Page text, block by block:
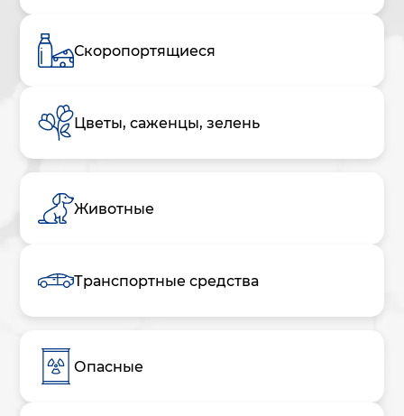
Скоропортящиеся
Цветы, саженцы, зелень
Животные
Транспортные средства
Опасные